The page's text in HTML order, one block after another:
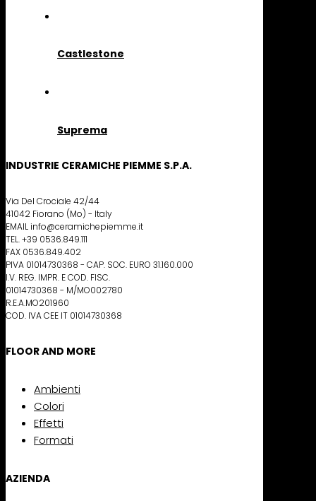
Castlestone
Suprema
INDUSTRIE CERAMICHE PIEMME S.P.A.
Via Del Crociale 42/44
41042 Fiorano (Mo) - Italy
EMAIL info@ceramichepiemme.it
TEL. +39 0536.849.111
FAX 0536.849.402
PIVA 01014730368 - CAP. SOC. EURO 31.160.000
I.V. REG. IMPR. E COD. FISC.
01014730368 - M/MO002780
R.E.A.MO201960
COD. IVA CEE IT 01014730368
FLOOR AND MORE
Ambienti
Colori
Effetti
Formati
AZIENDA